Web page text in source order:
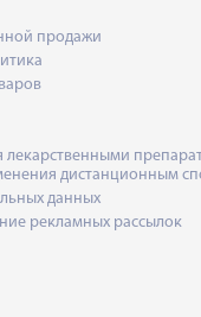
продажи
лекарственными
дистанционным
данных
рекламных рассылок